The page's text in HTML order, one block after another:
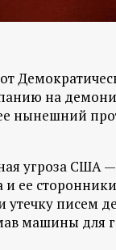
на
ее нынешний
угроза
ее
утечку писем
машины для